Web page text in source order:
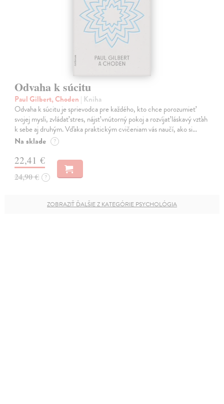
Odvaha k súcitu
Paul Gilbert, Choden | Kniha
Odvaha k súcitu je sprievodca pre každého, kto chce porozumieť
svojej mysli, zvládať stres, nájsť vnútorný pokoj a rozvíjať láskavý vzťah
k sebe aj druhým. Vďaka praktickým cvičeniam vás naučí, ako si…
Na sklade ?
22,41 €
24,90 € ?
ZOBRAZIŤ ĎALŠIE Z KATEGÓRIE PSYCHOLÓGIA